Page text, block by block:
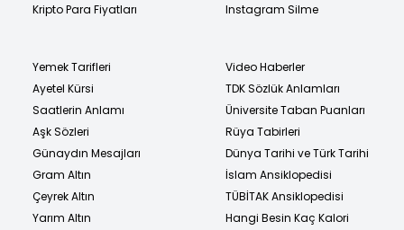
Kripto Para Fiyatları
Instagram Silme
Yemek Tarifleri
Ayetel Kürsi
Saatlerin Anlamı
Aşk Sözleri
Günaydın Mesajları
Gram Altın
Çeyrek Altın
Yarım Altın
Video Haberler
TDK Sözlük Anlamları
Üniversite Taban Puanları
Rüya Tabirleri
Dünya Tarihi ve Türk Tarihi
İslam Ansiklopedisi
TÜBİTAK Ansiklopedisi
Hangi Besin Kaç Kalori